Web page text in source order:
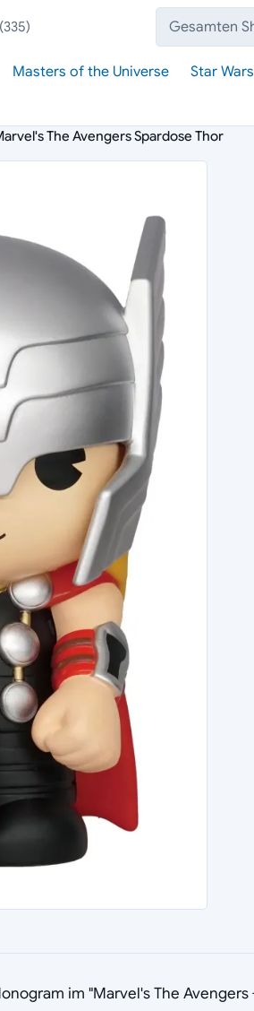
(335)
Suche:
Masters of the Universe Star Wars
The Avengers Spardose Thor
im "Marvel's The Avengers